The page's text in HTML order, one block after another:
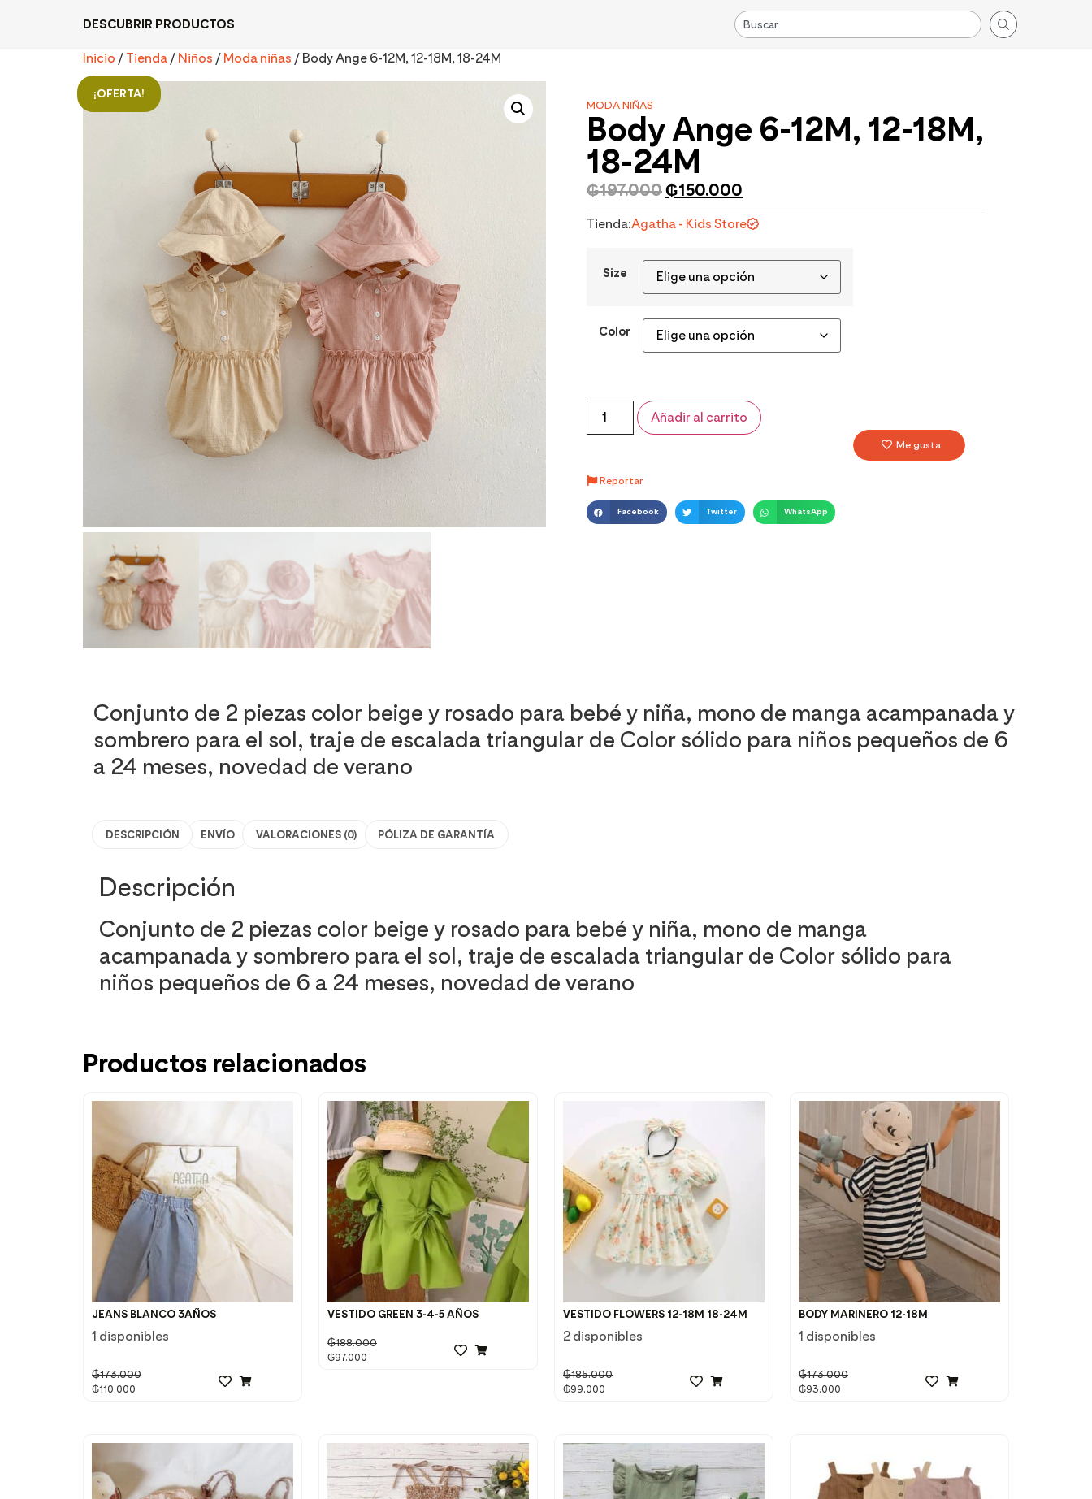
DESCUBRIR PRODUCTOS
Inicio / Tienda / Niños / Moda niñas / Body Ange 6-12M, 12-18M, 18-24M
¡OFERTA!
MODA NIÑAS
Body Ange 6-12M, 12-18M,
18-24M
₲197.000₲150.000
Tienda:Agatha - Kids Store
Size
Color
Añadir al carrito
Me gusta
Reportar
Facebook Twitter WhatsApp
Conjunto de 2 piezas color beige y rosado para bebé y niña, mono de manga acampanada y
sombrero para el sol, traje de escalada triangular de Color sólido para niños pequeños de 6
a 24 meses, novedad de verano
DESCRIPCIÓN ENVÍO VALORACIONES (0) PÓLIZA DE GARANTÍA
Descripción
Conjunto de 2 piezas color beige y rosado para bebé y niña, mono de manga
acampanada y sombrero para el sol, traje de escalada triangular de Color sólido para
niños pequeños de 6 a 24 meses, novedad de verano
Productos relacionados
JEANS BLANCO 3AÑOS
1 disponibles
₲173.000
₲110.000
VESTIDO GREEN 3-4-5 AÑOS
₲188.000
₲97.000
VESTIDO FLOWERS 12-18M 18-24M
2 disponibles
₲185.000
₲99.000
BODY MARINERO 12-18M
1 disponibles
₲173.000
₲93.000